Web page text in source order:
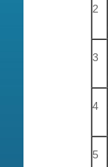
2
3
4
5